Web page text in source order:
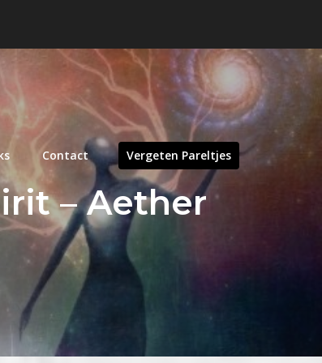
Contact Vergeten Pareltjes
– Aether